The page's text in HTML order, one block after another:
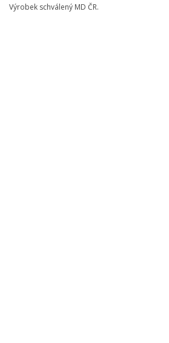
Výrobek schválený MD ČR.